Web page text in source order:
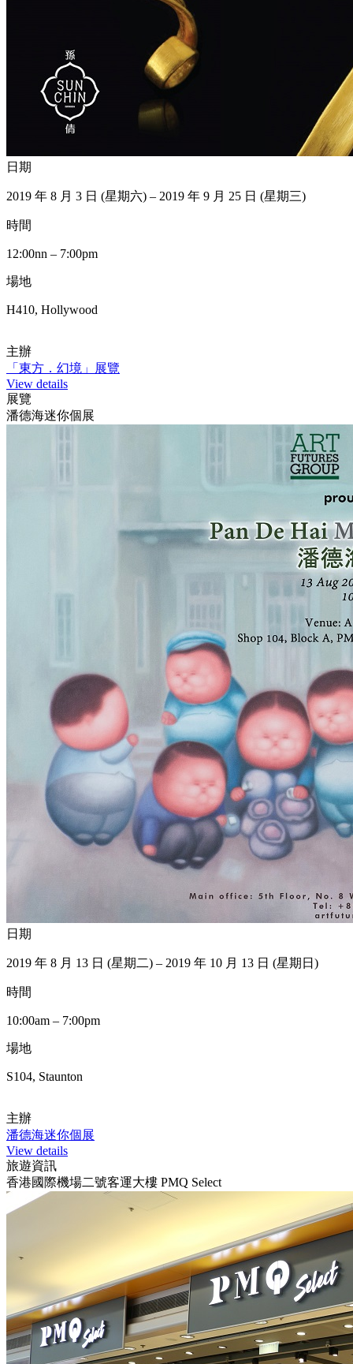
日期
2019 年 8 月 3 日 (星期六) – 2019 年 9 月 25 日 (星期三)
時間
12:00nn – 7:00pm
場地
H410, Hollywood
主辦
「東方．幻境」展覽
View details
展覽
潘德海迷你個展
日期
2019 年 8 月 13 日 (星期二) – 2019 年 10 月 13 日 (星期日)
時間
10:00am – 7:00pm
場地
S104, Staunton
主辦
潘德海迷你個展
View details
旅遊資訊
香港國際機場二號客運大樓 PMQ Select